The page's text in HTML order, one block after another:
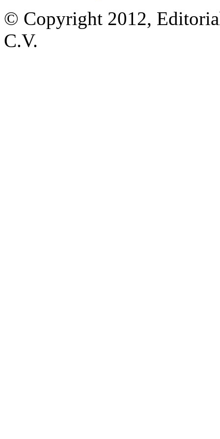
© Copyright 2012,
C.V.